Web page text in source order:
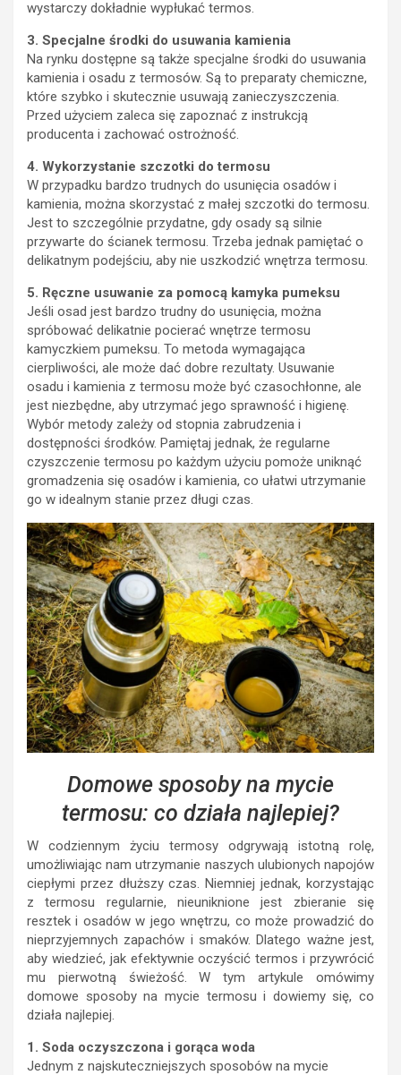
wystarczy dokładnie wypłukać termos.
3. Specjalne środki do usuwania kamienia
Na rynku dostępne są także specjalne środki do usuwania
kamienia i osadu z termosów. Są to preparaty chemiczne,
które szybko i skutecznie usuwają zanieczyszczenia.
Przed użyciem zaleca się zapoznać z instrukcją
producenta i zachować ostrożność.
4. Wykorzystanie szczotki do termosu
W przypadku bardzo trudnych do usunięcia osadów i
kamienia, można skorzystać z małej szczotki do termosu.
Jest to szczególnie przydatne, gdy osady są silnie
przywarte do ścianek termosu. Trzeba jednak pamiętać o
delikatnym podejściu, aby nie uszkodzić wnętrza termosu.
5. Ręczne usuwanie za pomocą kamyka pumeksu
Jeśli osad jest bardzo trudny do usunięcia, można
spróbować delikatnie pocierać wnętrze termosu
kamyczkiem pumeksu. To metoda wymagająca
cierpliwości, ale może dać dobre rezultaty. Usuwanie
osadu i kamienia z termosu może być czasochłonne, ale
jest niezbędne, aby utrzymać jego sprawność i higienę.
Wybór metody zależy od stopnia zabrudzenia i
dostępności środków. Pamiętaj jednak, że regularne
czyszczenie termosu po każdym użyciu pomoże uniknąć
gromadzenia się osadów i kamienia, co ułatwi utrzymanie
go w idealnym stanie przez długi czas.
Domowe sposoby na mycie
termosu: co działa najlepiej?
W codziennym życiu termosy odgrywają istotną rolę,
umożliwiając nam utrzymanie naszych ulubionych napojów
ciepłymi przez dłuższy czas. Niemniej jednak, korzystając
z termosu regularnie, nieuniknione jest zbieranie się
resztek i osadów w jego wnętrzu, co może prowadzić do
nieprzyjemnych zapachów i smaków. Dlatego ważne jest,
aby wiedzieć, jak efektywnie oczyścić termos i przywrócić
mu pierwotną świeżość. W tym artykule omówimy
domowe sposoby na mycie termosu i dowiemy się, co
działa najlepiej.
1. Soda oczyszczona i gorąca woda
Jednym z najskuteczniejszych sposobów na mycie